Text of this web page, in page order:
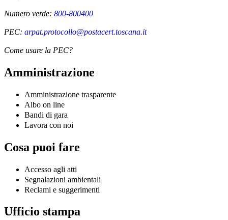
Numero verde: 800-800400
PEC: arpat.protocollo@postacert.toscana.it
Come usare la PEC?
Amministrazione
Amministrazione trasparente
Albo on line
Bandi di gara
Lavora con noi
Cosa puoi fare
Accesso agli atti
Segnalazioni ambientali
Reclami e suggerimenti
Ufficio stampa